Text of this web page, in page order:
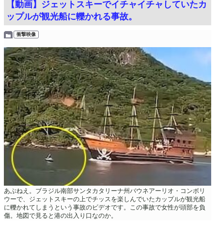
【動画】ジェットスキーでイチャイチャしていたカ
ップルが観光船に轢かれる事故。
衝撃映像
あぶねえ。ブラジル南部サンタカタリーナ州バウネアーリオ・コンボリ
ウーで、ジェットスキーの上でチッスを楽しんでいたカップルが観光船
に轢かれてしまうという事故のビデオです。この事故で女性が頭部を負
傷。地図で見ると港の出入り口なのか。